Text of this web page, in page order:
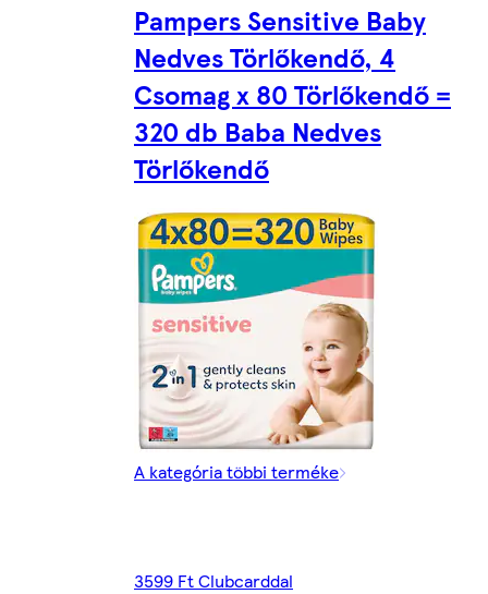
Pampers Sensitive Baby
Nedves Törlőkendő, 4
Csomag x 80 Törlőkendő =
320 db Baba Nedves
Törlőkendő
A kategória többi terméke
3599 Ft Clubcarddal